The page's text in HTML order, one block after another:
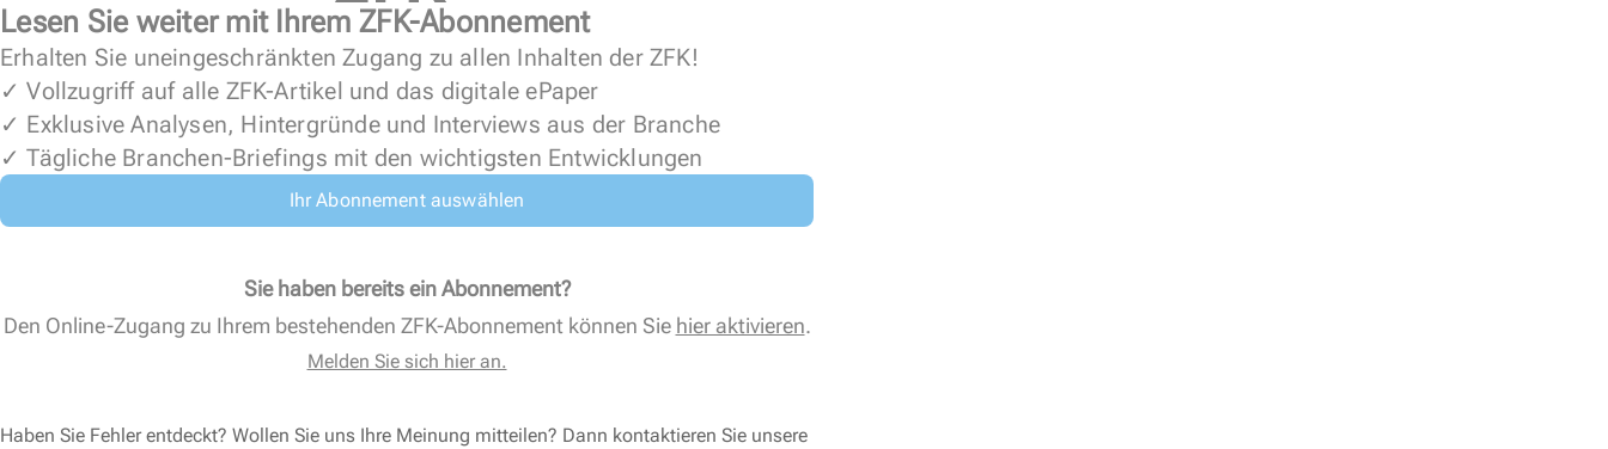
Lesen Sie weiter mit Ihrem ZFK-Abonnement
Erhalten Sie uneingeschränkten Zugang zu allen Inhalten der ZFK!
✓ Vollzugriff auf alle ZFK-Artikel und das digitale ePaper
✓ Exklusive Analysen, Hintergründe und Interviews aus der Branche
✓ Tägliche Branchen-Briefings mit den wichtigsten Entwicklungen
Ihr Abonnement auswählen
Sie haben bereits ein Abonnement?
Den Online-Zugang zu Ihrem bestehenden ZFK-Abonnement können Sie hier aktivieren.
Melden Sie sich hier an.
Haben Sie Fehler entdeckt? Wollen Sie uns Ihre Meinung mitteilen? Dann kontaktieren Sie unsere